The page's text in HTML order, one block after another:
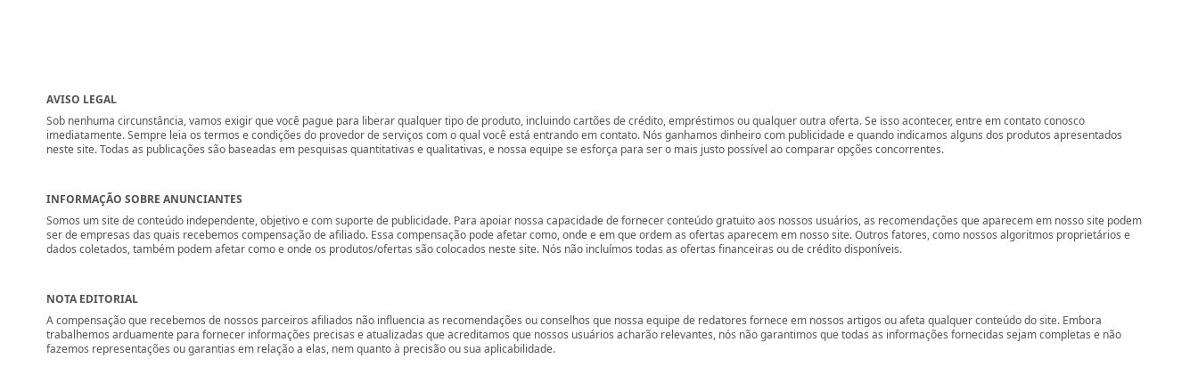
AVISO LEGAL
Sob nenhuma circunstância, vamos exigir que você pague para liberar qualquer tipo de produto, incluindo cartões de crédito, empréstimos ou qualquer outra oferta. Se isso acontecer, entre em contato conosco
imediatamente. Sempre leia os termos e condições do provedor de serviços com o qual você está entrando em contato. Nós ganhamos dinheiro com publicidade e quando indicamos alguns dos produtos apresentados
neste site. Todas as publicações são baseadas em pesquisas quantitativas e qualitativas, e nossa equipe se esforça para ser o mais justo possível ao comparar opções concorrentes.
INFORMAÇÃO SOBRE ANUNCIANTES
Somos um site de conteúdo independente, objetivo e com suporte de publicidade. Para apoiar nossa capacidade de fornecer conteúdo gratuito aos nossos usuários, as recomendações que aparecem em nosso site podem
ser de empresas das quais recebemos compensação de afiliado. Essa compensação pode afetar como, onde e em que ordem as ofertas aparecem em nosso site. Outros fatores, como nossos algoritmos proprietários e
dados coletados, também podem afetar como e onde os produtos/ofertas são colocados neste site. Nós não incluímos todas as ofertas financeiras ou de crédito disponíveis.
NOTA EDITORIAL
A compensação que recebemos de nossos parceiros afiliados não influencia as recomendações ou conselhos que nossa equipe de redatores fornece em nossos artigos ou afeta qualquer conteúdo do site. Embora
trabalhemos arduamente para fornecer informações precisas e atualizadas que acreditamos que nossos usuários acharão relevantes, nós não garantimos que todas as informações fornecidas sejam completas e não
fazemos representações ou garantias em relação a elas, nem quanto à precisão ou sua aplicabilidade.